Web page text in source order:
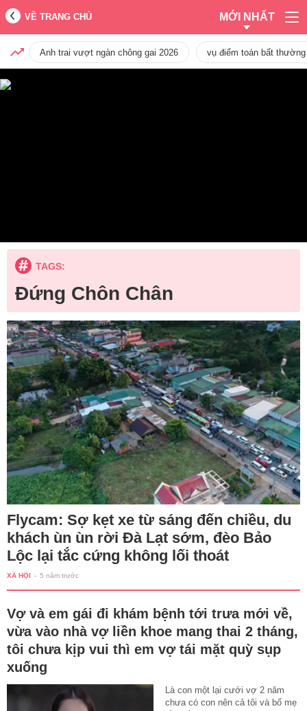
VỀ TRANG CHỦ MỚI NHẤT
Anh trai vượt ngàn chông gai 2026 vụ điểm toán bất
TAGS:
Đứng Chôn Chân
Flycam: Sợ kẹt xe từ sáng đến chiều, du
khách ùn ùn rời Đà Lạt sớm, đèo Bảo
Lộc lại tắc cứng không lối thoát
XÃ HỘI - 5 năm trước
Vợ và em gái đi khám bệnh tới trưa mới về,
vừa vào nhà vợ liền khoe mang thai 2 tháng,
tôi chưa kịp vui thì em vợ tái mặt quỳ sụp
xuống
Là con một lại cưới vợ 2 năm
chưa có con nên cả tôi và bố mẹ